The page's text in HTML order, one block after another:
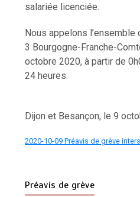
salariée licenciée.
Nous appelons
3 Bourgogne-Franche-
octobre 2020, à partir de
24 heures.
Dijon et Besançon, le 9
2020-10-09 Préavis de grève
Préavis de grève